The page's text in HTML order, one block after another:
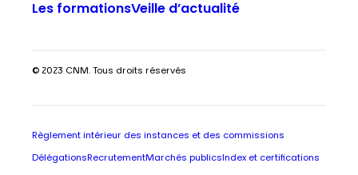
Les formationsVeille d’actualité
© 2023 CNM. Tous droits réservés
Règlement intérieur des instances et des commissions
Délégations RecrutementMarchés publics Index et certifications